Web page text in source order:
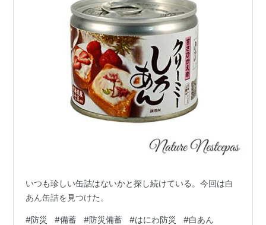
いつも珍しい缶詰はないかと探し続けている。今回は白
あん缶詰を見つけた。
#防災 #備蓄 #防災備蓄 #はにわ防災 #白あん